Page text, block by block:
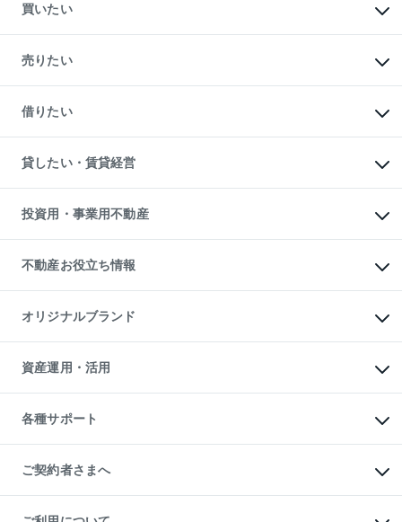
買いたい
新築・分譲マンションの購入
中古マンションの購入
一戸建ての購入
中古一戸建ての購入
不動産購入の流れ
注目キーワード物件特集
購入ガイド
English 繁体中文簡体中文
売りたい
一戸建ての売却・査定
土地の売却・査定
スピードAI査定
不動産査定について
不動産売却の流れ
不動産買換えの流れ
売却ガイド
借りたい
オフィス・店舗の賃貸
借りるときの流れ
借りるガイド
貸したい・賃貸経営
マンション賃料データ
賃貸管理プラン
リロケーションについて
貸すガイド
投資用・事業用不動産
事業用不動産
マンション投資
投資用マンション
アパート経営
収益物件
ビル購入（ビル一棟）
投資用不動産の売却査定
事業用不動産の売却査定
不動産お役立ち情報
マンションライブラリー
人気マンションランキング
暮らしに役立つ不動産メディア
不動産相場・不動産価格情報
不動産コラム・ニュース
不動産用語集
不動産なんでもネット相談室
住まいの税金
オリジナルブランド
一棟リノベーションマンション
L`GENTE（ルジェンテ）
区分リノベーションマンション
投資用一棟レジデンスWELL
不動産小口投資
LEGACIA（レガシア）
資産運用・活用
不動産M&A
アセットマネジメント・出資
各種サポート
相続サポート
リフォームサポート
ご契約者さまへ
ご紹介・再契約特典